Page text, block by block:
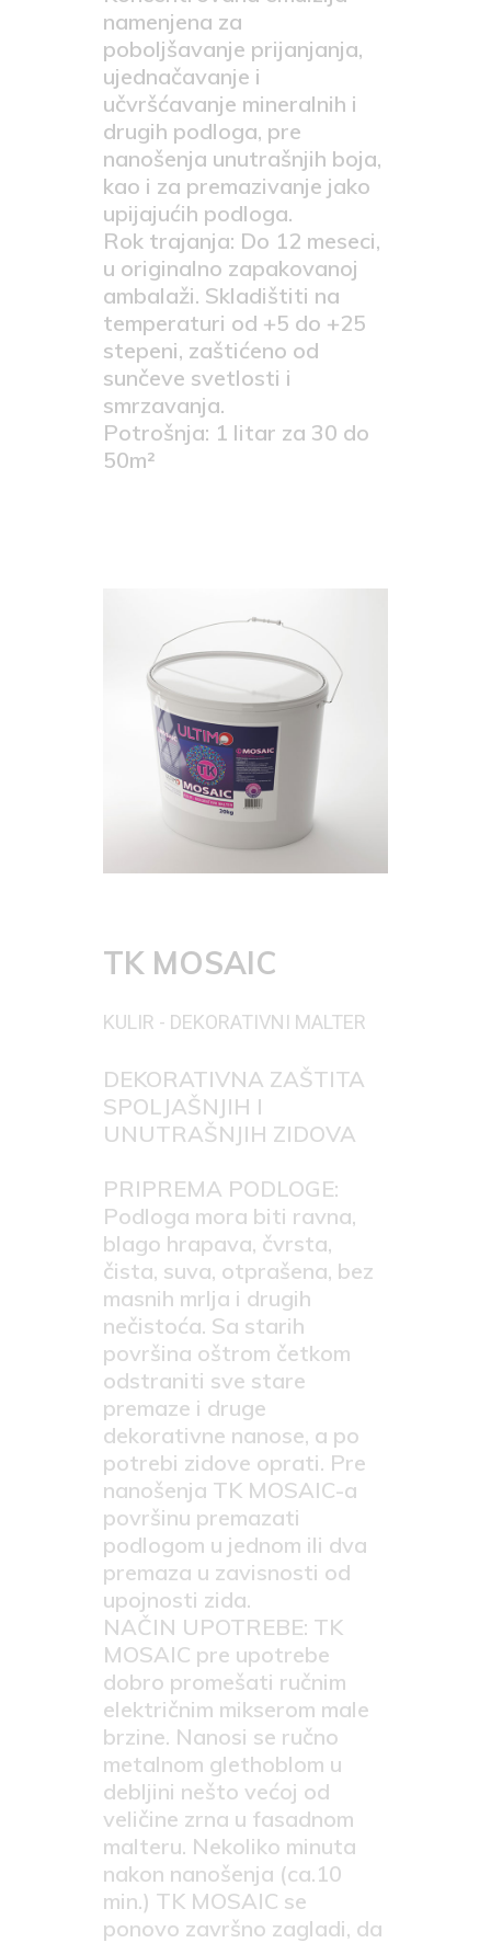
namenjena za
poboljšavanje prijanjanja,
ujednačavanje i
učvršćavanje mineralnih i
drugih podloga, pre
nanošenja unutrašnjih boja,
kao i za premazivanje jako
upijajućih podloga.
Rok trajanja: Do 12 meseci,
u originalno zapakovanoj
ambalaži. Skladištiti na
temperaturi od +5 do +25
stepeni, zaštićeno od
sunčeve svetlosti i
smrzavanja.
Potrošnja: 1 litar za 30 do
50m²
TK MOSAIC
KULIR - DEKORATIVNI MALTER
DEKORATIVNA ZAŠTITA
SPOLJAŠNJIH I
UNUTRAŠNJIH ZIDOVA
PRIPREMA PODLOGE:
Podloga mora biti ravna,
blago hrapava, čvrsta,
čista, suva, otprašena, bez
masnih mrlja i drugih
nečistoća. Sa starih
površina oštrom četkom
odstraniti sve stare
premaze i druge
dekorativne nanose, a po
potrebi zidove oprati. Pre
nanošenja TK MOSAIC-a
površinu premazati
podlogom u jednom ili dva
premaza u zavisnosti od
upojnosti zida.
NAČIN UPOTREBE: TK
MOSAIC pre upotrebe
dobro promešati ručnim
električnim mikserom male
brzine. Nanosi se ručno
metalnom glethoblom u
debljini nešto većoj od
veličine zrna u fasadnom
malteru. Nekoliko minuta
nakon nanošenja (ca.10
min.) TK MOSAIC se
ponovo završno zagladi, da